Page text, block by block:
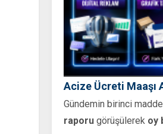
Acize Ücreti Maaşı
Gündemin birinci
raporu görüşülerek oy